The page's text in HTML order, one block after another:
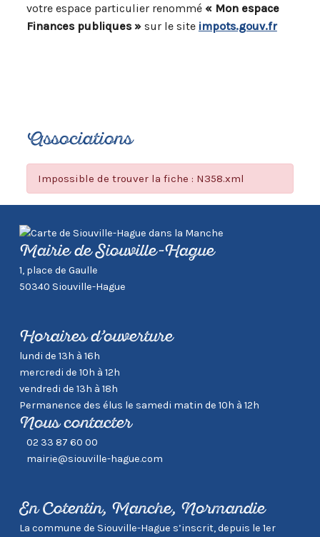
votre espace particulier renommé « Mon espace
Finances publiques »sur le site impots.gouv.fr
Associations
Impossible de trouver la fiche : N358.xml
Mairie de Siouville-Hague
1, place de Gaulle
50340 Siouville-Hague
Horaires d’ouverture
lundi de 13h à 16h
mercredi de 10h à 12h
vendredi de 13h à 18h
Permanence des élus le samedi matin de 10h à 12h
Nous contacter
02 33 87 60 00
mairie@siouville-hague.com
En Cotentin, Manche, Normandie
La commune de Siouville-Hague s’inscrit, depuis le 1er